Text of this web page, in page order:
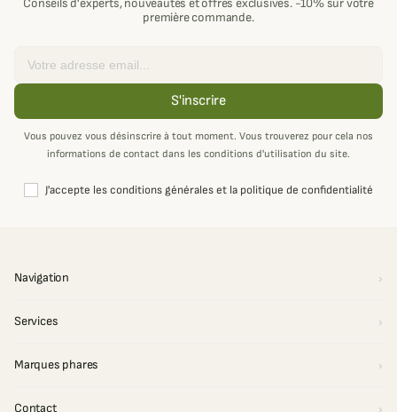
Conseils d'experts, nouveautés et offres exclusives. -10% sur votre
première commande.
S'inscrire
Vous pouvez vous désinscrire à tout moment. Vous trouverez pour cela nos
informations de contact dans les conditions d'utilisation du site.
J'accepte les conditions générales et la politique de confidentialité
Navigation
Services
Marques phares
Contact